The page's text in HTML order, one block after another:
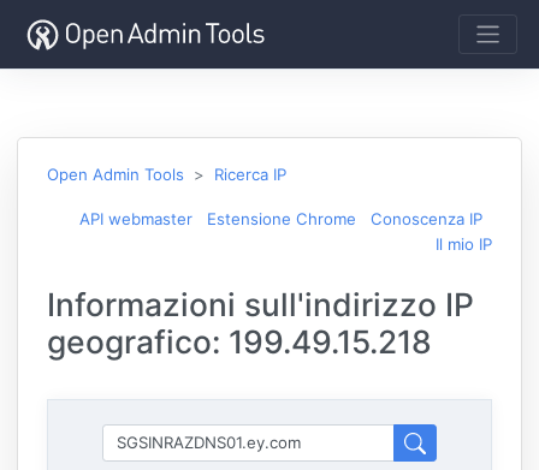
Open Admin Tools Ricerca IP
API webmaster Estensione Chrome
Conoscenza IP
Il mio IP
Informazioni sull'indirizzo IP
geografico: 199.49.15.218